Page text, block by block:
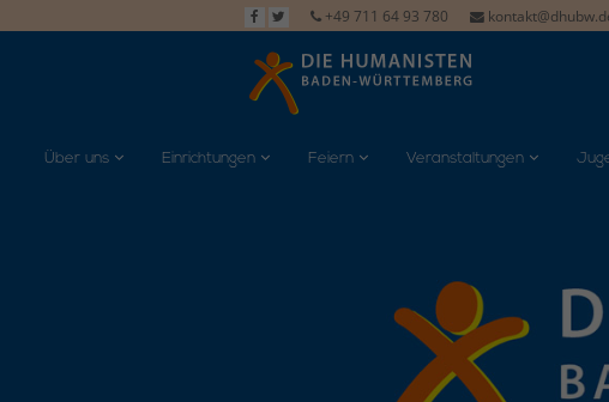
+49 711 64 93 780
Über uns Einrichtungen Feiern Veranstaltungen